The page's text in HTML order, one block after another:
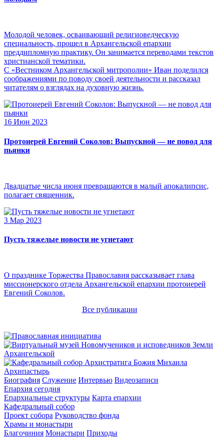
Молодой человек, осваивающий религиоведческую
специальность, прошел в Архангельской епархии
преддипломную практику. Он занимается переводами текстов
христианской тематики.
С «Вестником Архангельской митрополии» Иван поделился
соображениями по поводу своей деятельности и рассказал
читателям о взглядах на духовную жизнь.
16 Июн 2023
Протоиерей Евгений Соколов: Выпускной — не повод для
пьянки
Двадцатые числа июня превращаются в малый апокалипсис,
полагает священник.
3 Мар 2023
Пусть тяжелые новости не угнетают
О празднике Торжества Православия рассказывает глава
миссионерского отдела Архангельской епархии протоиерей
Евгений Соколов.
Все публикации
Архипастырь
Биография Служение Интервью Видеозаписи
Епархия сегодня
Епархиальные структуры Карта епархии
Кафедральный собор
Проект собора Руководство фонда
Храмы и монастыри
Благочиния Монастыри Приходы